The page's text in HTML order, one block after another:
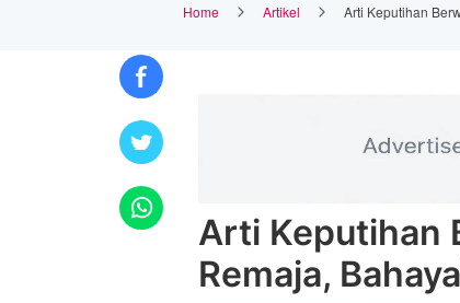
Home Artikel Arti Keputihan
Arti Keputihan
Remaja,